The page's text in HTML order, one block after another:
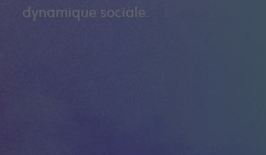
dynamique sociale.